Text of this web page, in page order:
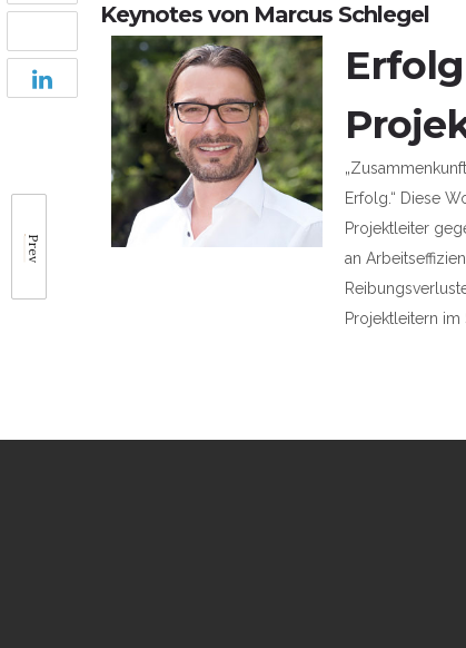
Prev
Keynotes von Marcus Schlegel
Erfolg.“ Diese
Projektleiter
an
Projektleitern